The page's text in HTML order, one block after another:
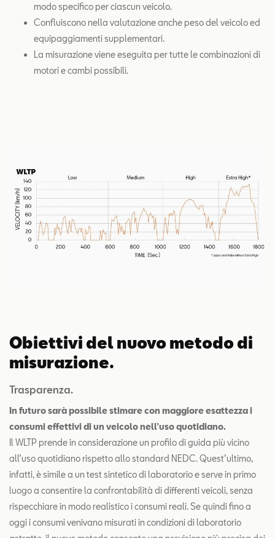
modo specifico per ciascun veicolo.
Confluiscono nella valutazione anche peso del veicolo ed
equipaggiamenti supplementari.
La misurazione viene eseguita per tutte le combinazioni di
motori e cambi possibili.
Obiettivi del nuovo metodo di
misurazione.
Trasparenza.
In futuro sarà possibile stimare con maggiore esattezza i
consumi effettivi di un veicolo nell’uso quotidiano.
Il WLTP prende in considerazione un profilo di guida più vicino
all’uso quotidiano rispetto allo standard NEDC. Quest’ultimo,
infatti, è simile a un test sintetico di laboratorio e serve in primo
luogo a consentire la confrontabilità di differenti veicoli, senza
rispecchiare in modo realistico i consumi reali. Se quindi fino a
oggi i consumi venivano misurati in condizioni di laboratorio